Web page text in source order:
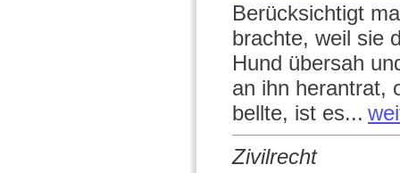
Berücksichtigt
brachte, weil sie
Hund übersah
an ihn herantrat,
bellte, ist es...
Zivilrecht